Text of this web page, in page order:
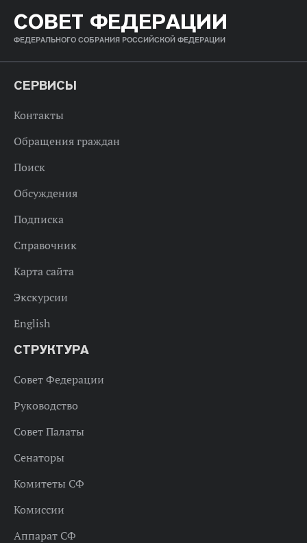
СОВЕТ ФЕДЕРАЦИИ
ФЕДЕРАЛЬНОГО СОБРАНИЯ РОССИЙСКОЙ ФЕДЕРАЦИИ
СЕРВИСЫ
Контакты
Обращения граждан
Поиск
Обсуждения
Подписка
Справочник
Карта сайта
Экскурсии
English
СТРУКТУРА
Совет Федерации
Руководство
Совет Палаты
Сенаторы
Комитеты СФ
Комиссии
Аппарат СФ